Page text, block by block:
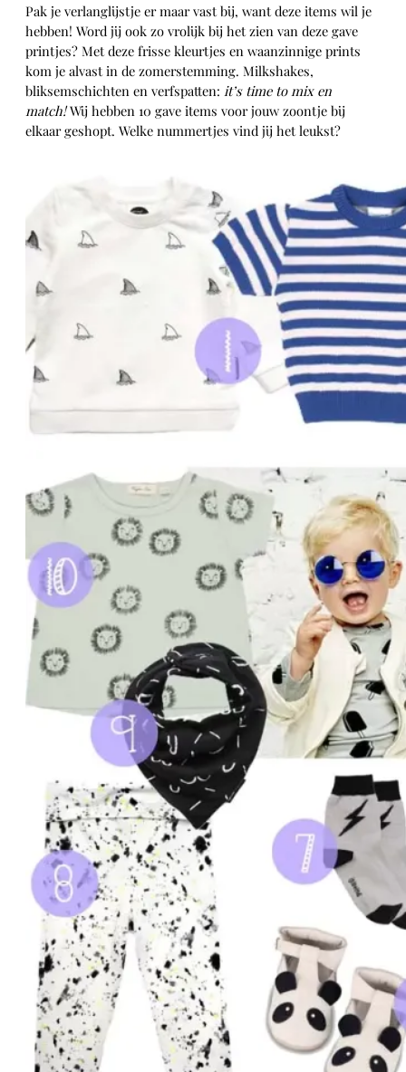
Pak je verlanglijstje er maar vast bij, want deze items wil je
hebben! Word jij ook zo vrolijk bij het zien van deze gave
printjes? Met deze frisse kleurtjes en waanzinnige prints
kom je alvast in de zomerstemming. Milkshakes,
bliksemschichten en verfspatten: it’s time to mix en
match!Wij hebben 10 gave items voor jouw zoontje bij
elkaar geshopt. Welke nummertjes vind jij het leukst?